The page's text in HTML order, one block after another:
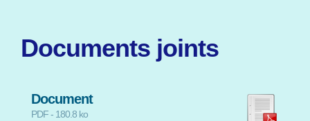
Documents joints
Document
PDF - 180.8 ko